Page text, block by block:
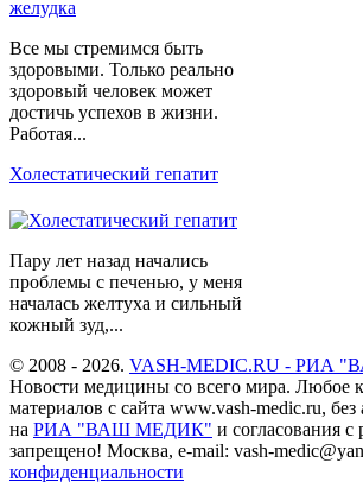
Все мы стремимся быть
здоровыми. Только реально
здоровый человек может
достичь успехов в жизни.
Работая...
Холестатический гепатит
Пару лет назад начались
проблемы с печенью, у меня
началась желтуха и сильный
кожный зуд,...
© 2008 - 2026. VASH-MEDIC.RU - РИА
Новости медицины со всего мира. Любое
материалов с сайта www.vash-medic.ru,
на РИА "ВАШ МЕДИК" и согласования с
запрещено! Москва, e-mail: vash-
конфиденциальности